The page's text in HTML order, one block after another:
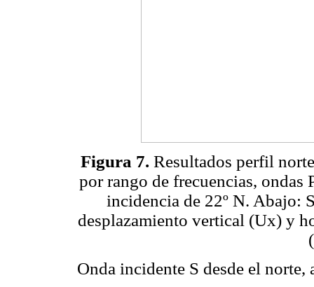
Figura 7. Resultados perfil
por rango de frecuencias, ondas
incidencia de 22º N. Abajo:
desplazamiento vertical (Ux) y
Onda incidente S desde el norte,